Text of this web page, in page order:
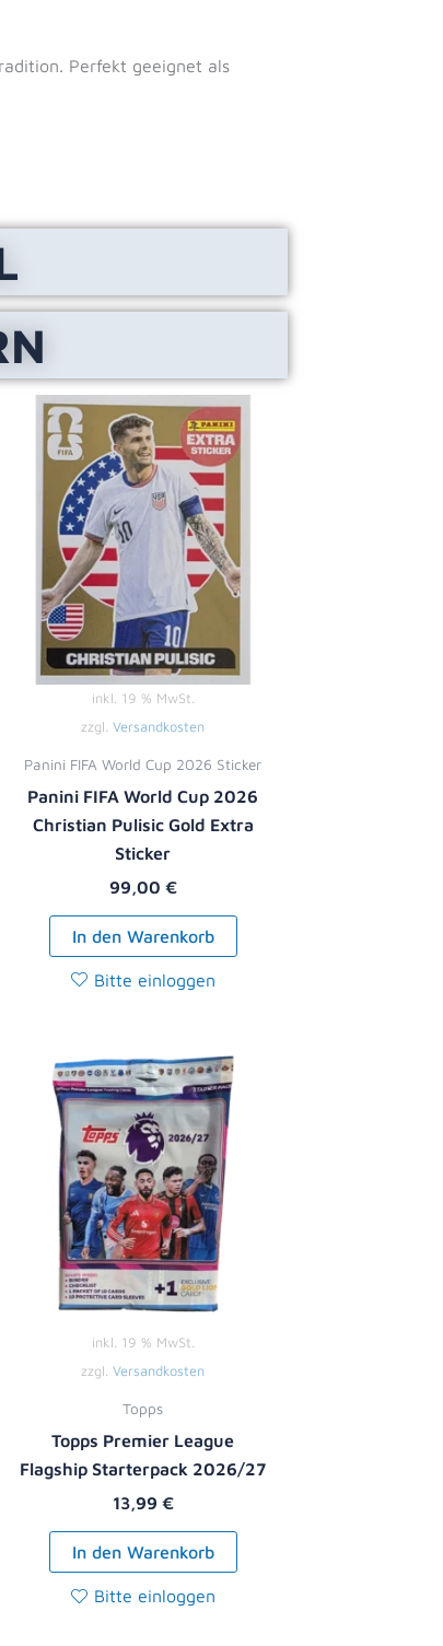
Perfekt geeignet als
inkl. 19 % MwSt.
zzgl. Versandkosten
Panini FIFA World Cup 2026 Sticker
Panini FIFA World Cup 2026
Christian Pulisic Gold Extra
Sticker
99,00 €
In den Warenkorb
Bitte einloggen
inkl. 19 % MwSt.
zzgl. Versandkosten
Topps
Topps Premier League
Flagship Starterpack 2026/27
13,99 €
In den Warenkorb
Bitte einloggen